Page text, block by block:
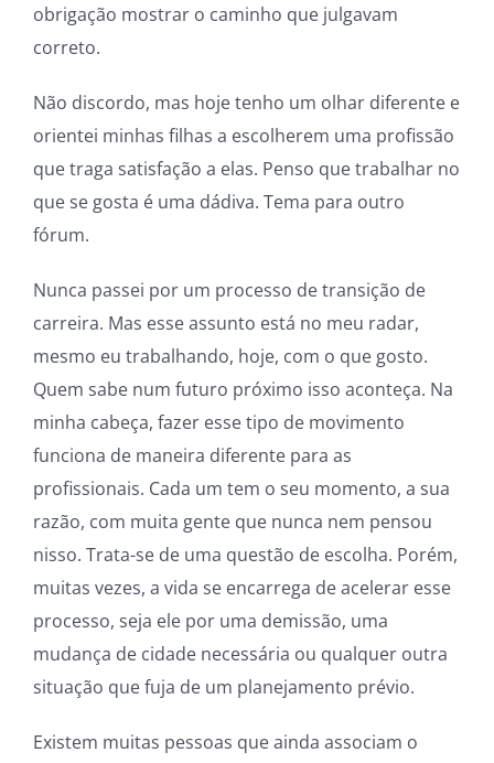
obrigação mostrar o caminho que julgavam
correto.
Não discordo, mas hoje tenho um olhar diferente e
orientei minhas filhas a escolherem uma profissão
que traga satisfação a elas. Penso que trabalhar no
que se gosta é uma dádiva. Tema para outro
fórum.
Nunca passei por um processo de transição de
carreira. Mas esse assunto está no meu radar,
mesmo eu trabalhando, hoje, com o que gosto.
Quem sabe num futuro próximo isso aconteça. Na
minha cabeça, fazer esse tipo de movimento
funciona de maneira diferente para as
profissionais. Cada um tem o seu momento, a sua
razão, com muita gente que nunca nem pensou
nisso. Trata-se de uma questão de escolha. Porém,
muitas vezes, a vida se encarrega de acelerar esse
processo, seja ele por uma demissão, uma
mudança de cidade necessária ou qualquer outra
situação que fuja de um planejamento prévio.
Existem muitas pessoas que ainda associam o